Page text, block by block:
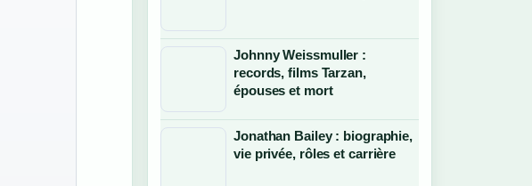
Johnny Weissmuller :
records, films Tarzan,
épouses et mort
Jonathan Bailey : biographie,
vie privée, rôles et carrière